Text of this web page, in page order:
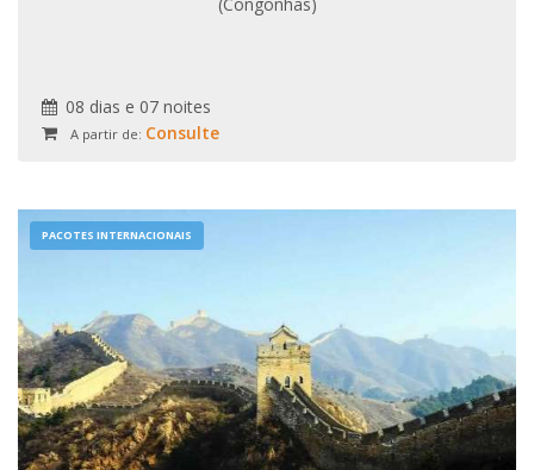
08 dias e 07 noites
A partir de: Consulte
PACOTES INTERNACIONAIS